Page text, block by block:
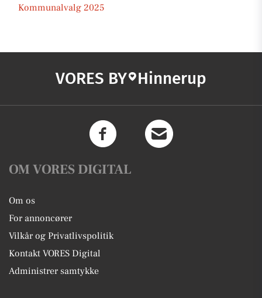
Kommunalvalg 2025
VORES BY Hinnerup
OM VORES DIGITAL
Om os
For annoncører
Vilkår og Privatlivspolitik
Kontakt VORES Digital
Administrer samtykke